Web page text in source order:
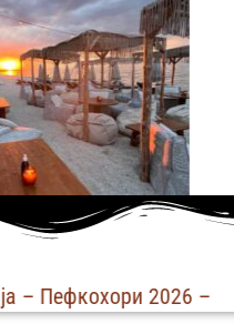
2026 – ЧЕТВРТОК